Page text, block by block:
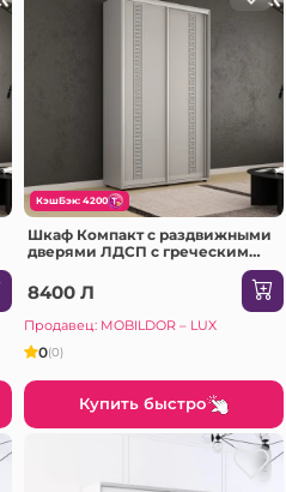
КэшБэк: 4200
Шкаф Компакт с раздвижными
дверями ЛДСП с греческим
орнаментом (150x45x200H cm)
Серый
8400 Л
Продавец: MOBILDOR – LUX
0(0)
Купить быстро